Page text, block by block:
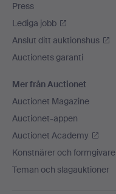
Press
Lediga jobb
Anslut ditt auktionshus
Auctionets garanti
Mer från Auctionet
Auctionet Magazine
Auctionet-appen
Auctionet Academy
Konstnärer och formgivare
Teman och slagauktioner